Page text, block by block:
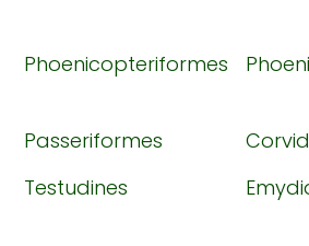
Phoenicopteriformes
Passeriformes
Testudines